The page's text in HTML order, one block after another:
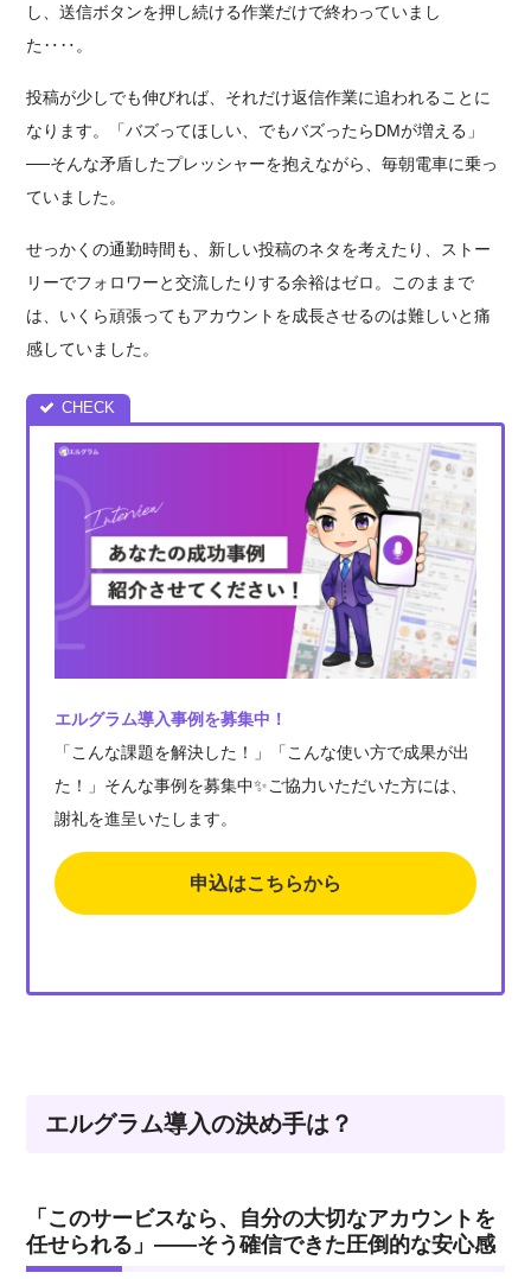
し、送信ボタンを押し続ける作業だけで終わっていまし
た‥‥。
投稿が少しでも伸びれば、それだけ返信作業に追われることに
なります。「バズってほしい、でもバズったらDMが増える」
──そんな矛盾したプレッシャーを抱えながら、毎朝電車に乗っ
ていました。
せっかくの通勤時間も、新しい投稿のネタを考えたり、ストー
リーでフォロワーと交流したりする余裕はゼロ。このままで
は、いくら頑張ってもアカウントを成長させるのは難しいと痛
感していました。
エルグラム導入事例を募集中！
「こんな課題を解決した！」「こんな使い方で成果が出
た！」そんな事例を募集中✨ご協力いただいた方には、
謝礼を進呈いたします。
申込はこちらから
エルグラム導入の決め手は？
「このサービスなら、自分の大切なアカウントを
任せられる」――そう確信できた圧倒的な安心感